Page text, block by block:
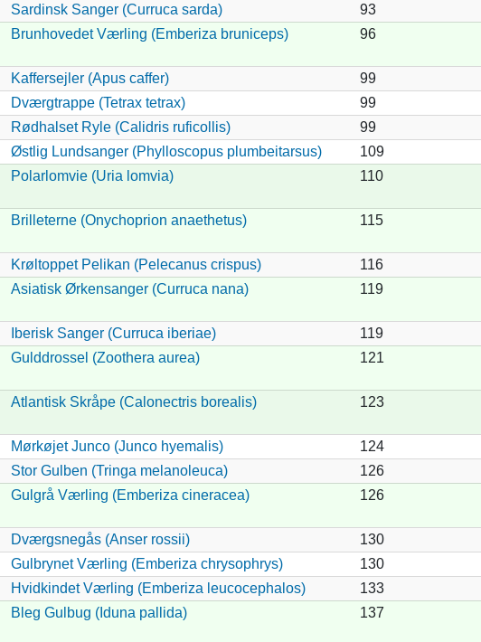
Sardinsk Sanger (Curruca sarda)
93
Brunhovedet Værling (Emberiza bruniceps) 96
Kaffersejler (Apus caffer)
99
Dværgtrappe (Tetrax tetrax)
99
Rødhalset Ryle (Calidris ruficollis)
99
Østlig Lundsanger (Phylloscopus plumbeitarsus)
109
Polarlomvie (Uria lomvia) 110
Brilleterne (Onychoprion anaethetus) 115
Krøltoppet Pelikan (Pelecanus crispus)
116
Asiatisk Ørkensanger (Curruca nana) 119
Iberisk Sanger (Curruca iberiae)
119
Gulddrossel (Zoothera aurea) 121
Atlantisk Skråpe (Calonectris borealis) 123
Mørkøjet Junco (Junco hyemalis)
124
Stor Gulben (Tringa melanoleuca)
126
Gulgrå Værling (Emberiza cineracea) 126
Dværgsnegås (Anser rossii)
130
Gulbrynet Værling (Emberiza chrysophrys)
130
Hvidkindet Værling (Emberiza leucocephalos)
133
Bleg Gulbug (Iduna pallida) 137